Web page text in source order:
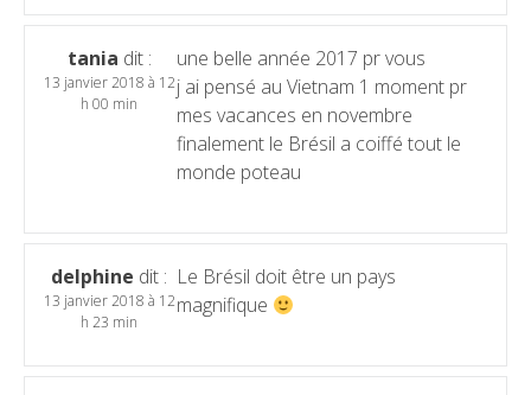
tania dit :
13 janvier 2018 à 12
h 00 min
une belle année 2017 pr vous
j ai pensé au Vietnam 1 moment pr
mes vacances en novembre
finalement le Brésil a coiffé tout le
monde poteau
delphine dit :
13 janvier 2018 à 12
h 23 min
Le Brésil doit être un pays
magnifique